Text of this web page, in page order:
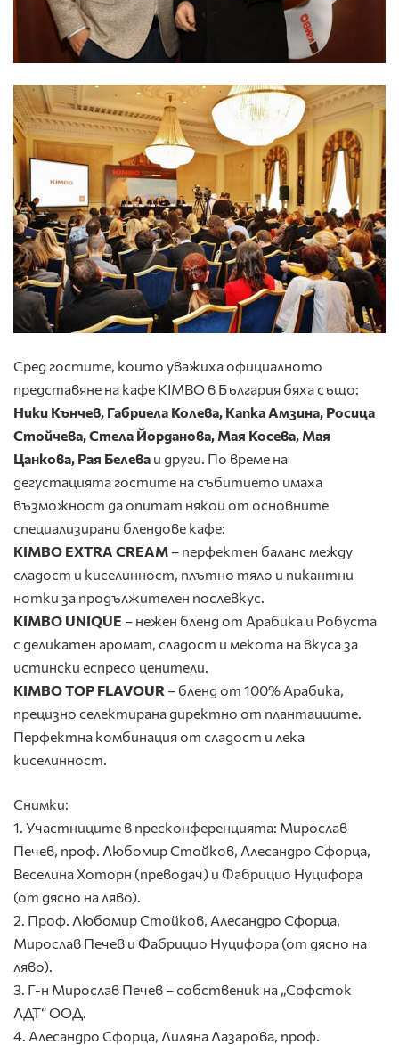
Сред гостите, които уважиха официалното
представяне на кафе KIMBO в България бяха също:
Ники Кънчев, Габриела Колева, Капка Амзина, Росица
Стойчева, Стела Йорданова, Мая Косева, Мая
Цанкова, Рая Белева и други. По време на
дегустацията гостите на събитието имаха
възможност да опитат някои от основните
специализирани блендове кафе:
KIMBO EXTRA CREAM – перфектен баланс между
сладост и киселинност, плътно тяло и пикантни
нотки за продължителен послевкус.
KIMBO UNIQUE – нежен бленд от Арабика и Робуста
с деликатен аромат, сладост и мекота на вкуса за
истински еспресо ценители.
KIMBO TOP FLAVOUR – бленд от 100% Арабика,
прецизно селектирана директно от плантациите.
Перфектна комбинация от сладост и лека
киселинност.
Снимки:
1. Участниците в пресконференцията: Мирослав
Печев, проф. Любомир Стойков, Алесандро Сфорца,
Веселина Хоторн (преводач) и Фабрицио Нуцифора
(от дясно на ляво).
2. Проф. Любомир Стойков, Алесандро Сфорца,
Мирослав Печев и Фабрицио Нуцифора (от дясно на
ляво).
3. Г-н Мирослав Печев – собственик на „Софсток
ЛДТ“ ООД.
4. Алесандро Сфорца, Лиляна Лазарова, проф.